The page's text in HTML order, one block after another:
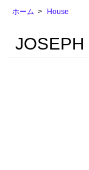
ホーム > House
JOSEPH